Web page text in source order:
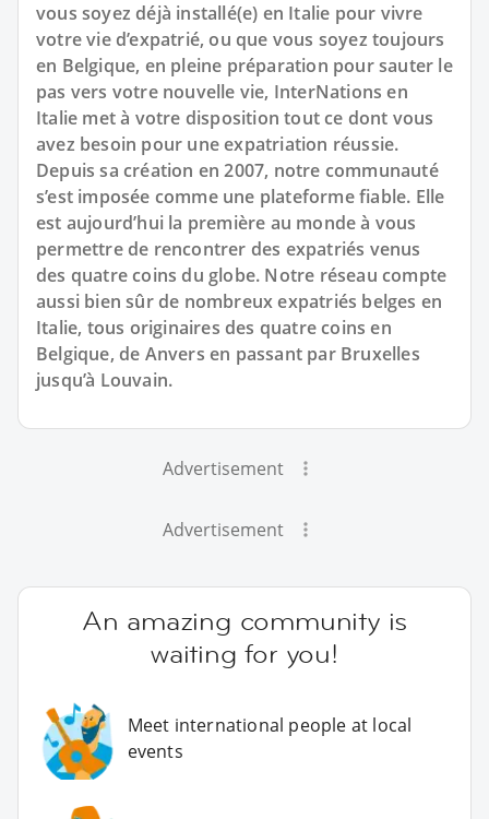
vous soyez déjà installé(e) en Italie pour vivre
votre vie d’expatrié, ou que vous soyez toujours
en Belgique, en pleine préparation pour sauter le
pas vers votre nouvelle vie, InterNations en
Italie met à votre disposition tout ce dont vous
avez besoin pour une expatriation réussie.
Depuis sa création en 2007, notre communauté
s’est imposée comme une plateforme fiable. Elle
est aujourd’hui la première au monde à vous
permettre de rencontrer des expatriés venus
des quatre coins du globe. Notre réseau compte
aussi bien sûr de nombreux expatriés belges en
Italie, tous originaires des quatre coins en
Belgique, de Anvers en passant par Bruxelles
jusqu’à Louvain.
Advertisement
Advertisement
An amazing community is
waiting for you!
Meet international people at local
events